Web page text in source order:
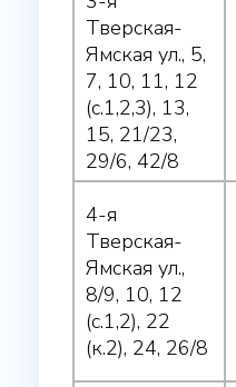
Тверская-
Ямская ул., 5,
7, 10, 11, 12
(с.1,2,3), 13,
15, 21/23,
29/6, 42/8
4-я
Тверская-
Ямская ул.,
8/9, 10, 12
(с.1,2), 22
(к.2), 24, 26/8